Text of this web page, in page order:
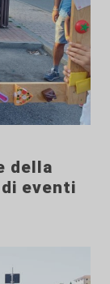
della
eventi